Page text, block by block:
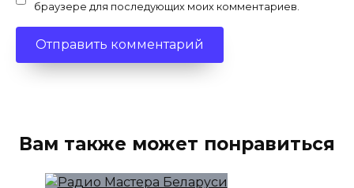
браузере для последующих моих комментариев.
Вам также может понравиться